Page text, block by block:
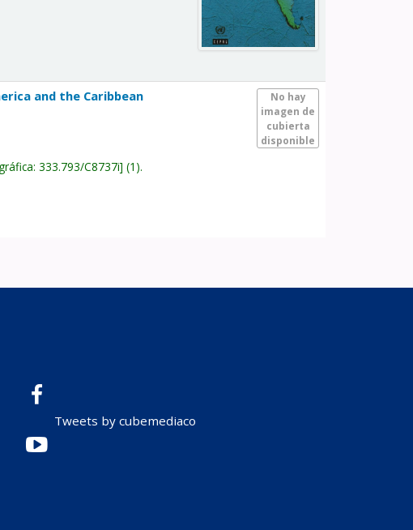
No hay
imagen de
cubierta
disponible
and the Caribbean
333.793/C8737i (1).
Tweets by cubemediaco